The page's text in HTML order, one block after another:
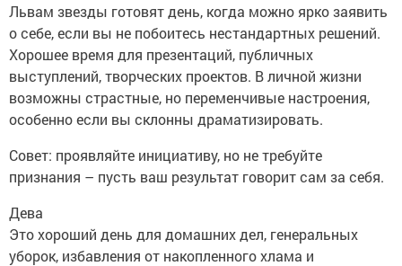
Львам звезды готовят день, когда можно ярко заявить
о себе, если вы не побоитесь нестандартных решений.
Хорошее время для презентаций, публичных
выступлений, творческих проектов. В личной жизни
возможны страстные, но переменчивые настроения,
особенно если вы склонны драматизировать.
Совет: проявляйте инициативу, но не требуйте
признания – пусть ваш результат говорит сам за себя.
Дева
Это хороший день для домашних дел, генеральных
уборок, избавления от накопленного хлама и